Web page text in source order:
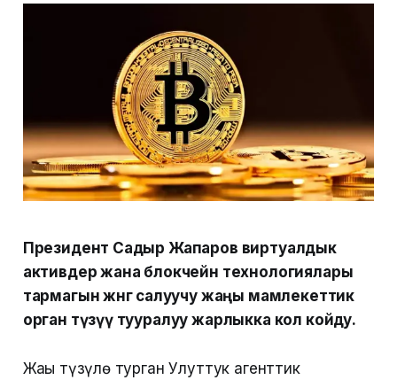
Президент Садыр Жапаров виртуалдык
активдер жана блокчейн технологиялары
тармагын жөнгө салуучу жаңы мамлекеттик
орган түзүү тууралуу жарлыкка кол койду.
Жаңы түзүлө турган Улуттук агенттик